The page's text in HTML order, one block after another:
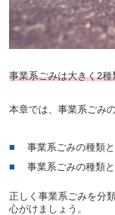
事業系ごみは大きく2
本章では、事業系ごみ
事業系ごみの種類
事業系ごみの種類
正しく事業系ごみを分
心がけましょう。